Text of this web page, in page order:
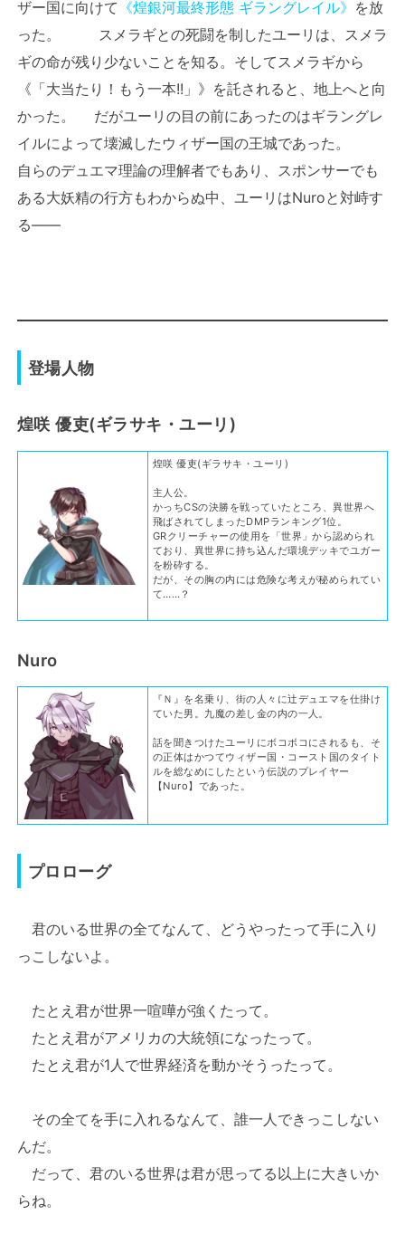
ザー国に向けて 《煌銀河最終形態 ギラングレイル》 を放
った。 スメラギとの死闘を制したユーリは、スメラ
ギの命が残り少ないことを知る。そしてスメラギから
《「大当たり！もう一本!!」》を託されると、地上へと向
かった。 だがユーリの目の前にあったのはギラングレ
イルによって壊滅したウィザー国の王城であった。
自らのデュエマ理論の理解者でもあり、スポンサーでも
ある大妖精の行方もわからぬ中、ユーリはNuroと対峙す
る――
登場人物
煌咲 優吏(ギラサキ・ユーリ)
煌咲 優吏(ギラサキ・ユーリ)
主人公。
かっちCSの決勝を戦っていたところ、異世界へ
飛ばされてしまったDMPランキング1位。
GRクリーチャーの使用を「世界」から認められ
ており、異世界に持ち込んだ環境デッキでユガー
を粉砕する。
だが、その胸の内には危険な考えが秘められてい
て……？
Nuro
『Ｎ』を名乗り、街の人々に辻デュエマを仕掛け
ていた男。九魔の差し金の内の一人。
話を聞きつけたユーリにボコボコにされるも、そ
の正体はかつてウィザー国・コースト国のタイト
ルを総なめにしたという伝説のプレイヤー
【Nuro】であった。
プロローグ
君のいる世界の全てなんて、どうやったって手に入り
っこしないよ。
たとえ君が世界一喧嘩が強くたって。
たとえ君がアメリカの大統領になったって。
たとえ君が1人で世界経済を動かそうったって。
その全てを手に入れるなんて、誰一人できっこしない
んだ。
だって、君のいる世界は君が思ってる以上に大きいか
らね。